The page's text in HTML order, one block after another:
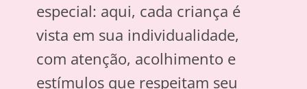
especial: aqui, cada criança é
vista em sua individualidade,
com atenção, acolhimento e
estímulos que respeitam seu